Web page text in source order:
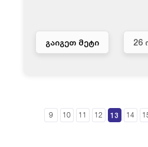
ᲒᲐᲘᲒᲔᲗ ᲛᲔᲢᲘ 26
9 10 11 12 13 14